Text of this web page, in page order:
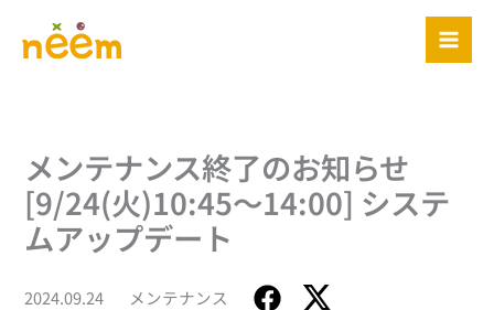
メンテナンス終了のお知らせ
[9/24(火)10:45～14:00] システ
ムアップデート
2024.09.24 メンテナンス